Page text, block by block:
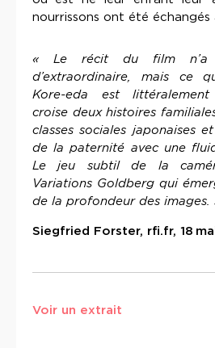
nourrissons ont été échangés
« Le récit du film n’a
d’extraordinaire, mais ce
Kore-eda est
croise deux histoires
classes sociales japonaises
de la paternité avec une
Le jeu subtil de la
Variations Goldberg qui
de la profondeur des images.
Siegfried Forster, rfi.fr, 18
Voir un extrait